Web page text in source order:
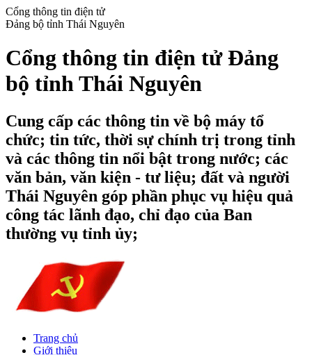
Cổng thông tin điện tử
Đảng bộ tỉnh Thái Nguyên
Cổng thông tin điện tử Đảng
bộ tỉnh Thái Nguyên
Cung cấp các thông tin về bộ máy tổ
chức; tin tức, thời sự chính trị trong tỉnh
và các thông tin nổi bật trong nước; các
văn bản, văn kiện - tư liệu; đất và người
Thái Nguyên góp phần phục vụ hiệu quả
công tác lãnh đạo, chỉ đạo của Ban
thường vụ tỉnh ủy;
Trang chủ
Giới thiệu